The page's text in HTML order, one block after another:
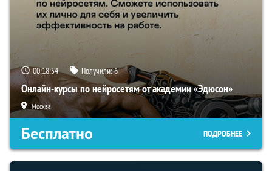
00:18:54 Получили:6
Онлайн-курсы по нейросетям от академии «Эдюсон»
Москва
Бесплатно ПОДРОБНЕЕ